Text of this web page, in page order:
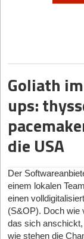
entscheidender
„Wir freuen uns
vereint alle
ein erstklassiges
Segment
Skalierung und ein
Kübel-Sorger,
Ventures.
Expansion über
Goliath
ups:
die USA
Der
einem lokalen
einen
(S&OP). Doch wie
das sich
wie stehen die